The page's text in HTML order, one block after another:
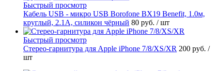
Быстрый просмотр
Кабель USB - микро USB Borofone BX19 Benefit, 1.0м,
круглый, 2.1A, силикон чёрный 80 руб. / шт
Быстрый просмотр
Стерео-гарнитура для Apple iPhone 7/8/XS/XR 200 руб. /
шт